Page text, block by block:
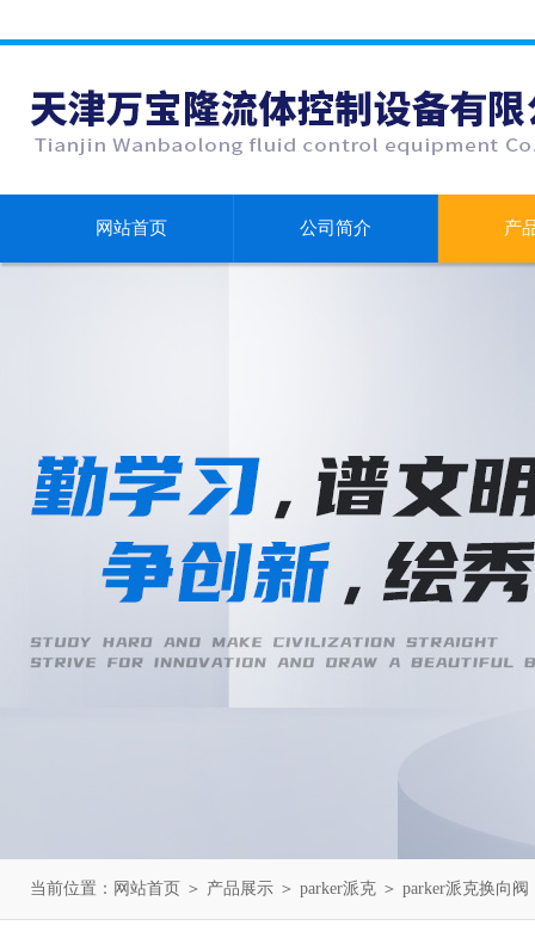
网站首页 公司简介 产
当前位置： 网站首页 ＞ 产品展示 ＞ parker派克 ＞ parker派克换向阀